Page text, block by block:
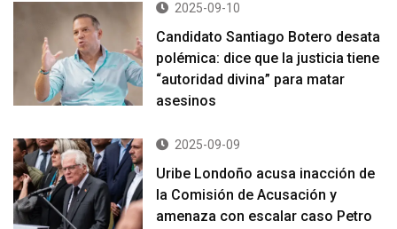
2025-09-10
Candidato Santiago Botero desata
polémica: dice que la justicia tiene
“autoridad divina” para matar
asesinos
2025-09-09
Uribe Londoño acusa inacción de
la Comisión de Acusación y
amenaza con escalar caso Petro